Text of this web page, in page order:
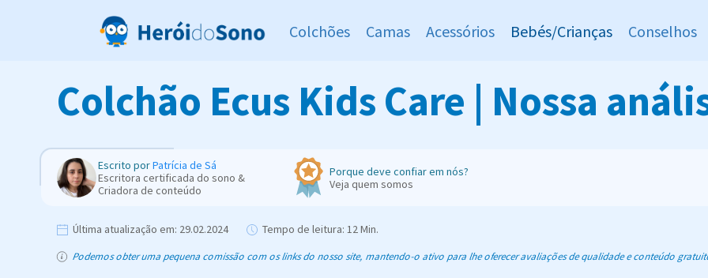
Colchões Camas Acessórios Bebés/Crianças Conselhos
Colchão Ecus Kids Care | Nossa
Escrito porPatrícia de Sá
Escritora certificada do sono &
Criadora de conteúdo
Porque deve confiar em nós?
Veja quem somos
Última atualização em: 29.02.2024 Tempo de leitura: 12 Min.
Podemos obter uma pequena comissão com os links do nosso site, mantendo-o ativo para lhe oferecer avaliações de qualidade e conteúdo